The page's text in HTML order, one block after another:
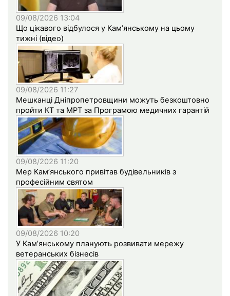
09/08/2026 13:04
Що цікавого відбулося у Кам’янському на цьому
тижні (відео)
09/08/2026 11:27
Мешканці Дніпропетровщини можуть безкоштовно
пройти КТ та МРТ за Програмою медичних гарантій
09/08/2026 11:20
Мер Кам’янського привітав будівельників з
професійним святом
09/08/2026 10:20
У Кам’янському планують розвивати мережу
ветеранських бізнесів